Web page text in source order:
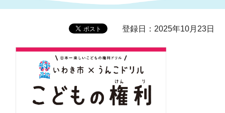
登録日：2025年10月23日